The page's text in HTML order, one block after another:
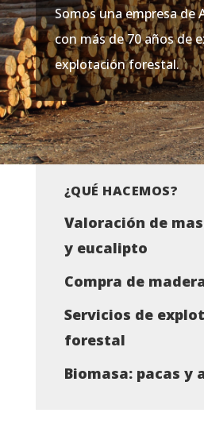
Somos una empresa de
con más de 70 años de
explotación forestal.
¿QUÉ HACEMOS?
Valoración de
y eucalipto
Compra de
Servicios de
forestal
Biomasa: pacas y